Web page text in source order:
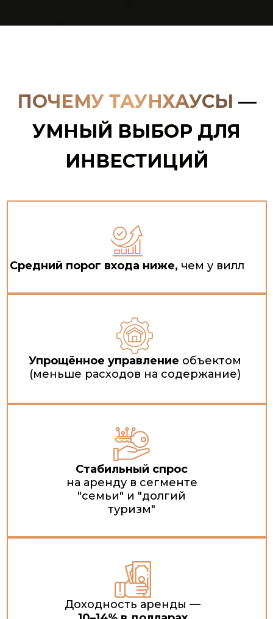
ПОЧЕМУ ТАУНХАУСЫ —
УМНЫЙ ВЫБОР ДЛЯ
ИНВЕСТИЦИЙ
Средний порог входа ниже, чем у вилл
Упрощённое управление объектом
(меньше расходов на содержание)
Стабильный спрос
на аренду в сегменте
"семьи" и "долгий
туризм"
Доходность аренды —